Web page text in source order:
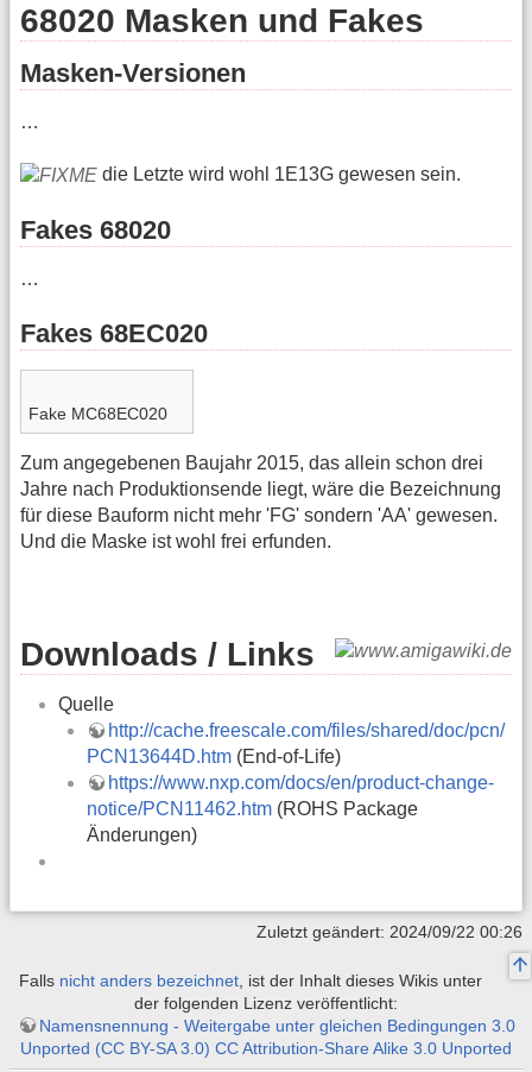
68020 Masken und Fakes
Masken-Versionen
…
die Letzte wird wohl 1E13G gewesen sein.
Fakes 68020
…
Fakes 68EC020
Fake MC68EC020
Zum angegebenen Baujahr 2015, das allein schon drei
Jahre nach Produktionsende liegt, wäre die Bezeichnung
für diese Bauform nicht mehr 'FG' sondern 'AA' gewesen.
Und die Maske ist wohl frei erfunden.
Downloads / Links
Quelle
http://cache.freescale.com/files/shared/doc/pcn/
PCN13644D.htm (End-of-Life)
https://www.nxp.com/docs/en/product-change-
notice/PCN11462.htm (ROHS Package
Änderungen)
Zuletzt geändert: 2024/09/22 00:26
Falls nicht anders bezeichnet, ist der Inhalt dieses Wikis unter
der folgenden Lizenz veröffentlicht:
Namensnennung - Weitergabe unter gleichen Bedingungen 3.0
Unported (CC BY-SA 3.0) CC Attribution-Share Alike 3.0 Unported